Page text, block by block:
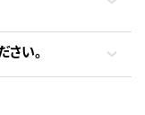
さい。